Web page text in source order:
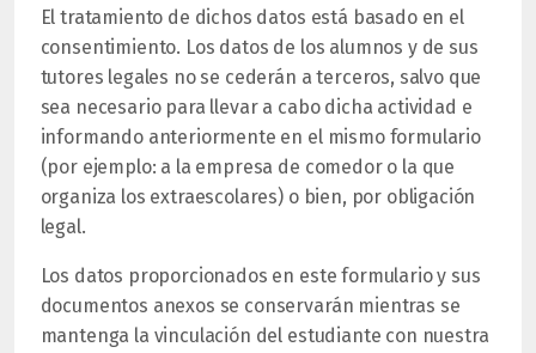
El tratamiento de dichos datos está basado en el
consentimiento. Los datos de los alumnos y de sus
tutores legales no se cederán a terceros, salvo que
sea necesario para llevar a cabo dicha actividad e
informando anteriormente en el mismo formulario
(por ejemplo: a la empresa de comedor o la que
organiza los extraescolares) o bien, por obligación
legal.
Los datos proporcionados en este formulario y sus
documentos anexos se conservarán mientras se
mantenga la vinculación del estudiante con nuestra